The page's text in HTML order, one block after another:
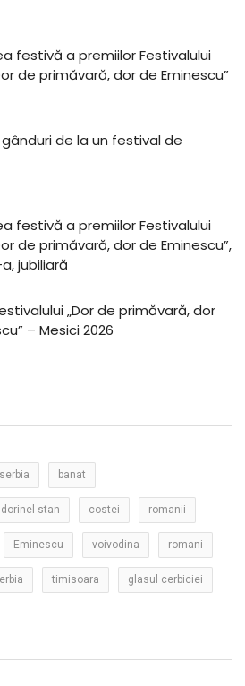
festivă a premiilor Festivalului
de primăvară, dor de Eminescu”
de la un festival de
festivă a premiilor Festivalului
de primăvară, dor de Eminescu”,
jubiliară
„Dor de primăvară, dor
– Mesici 2026
serbia banat
dorinel stan costei romanii
Eminescu voivodina romani
timisoara glasul cerbiciei